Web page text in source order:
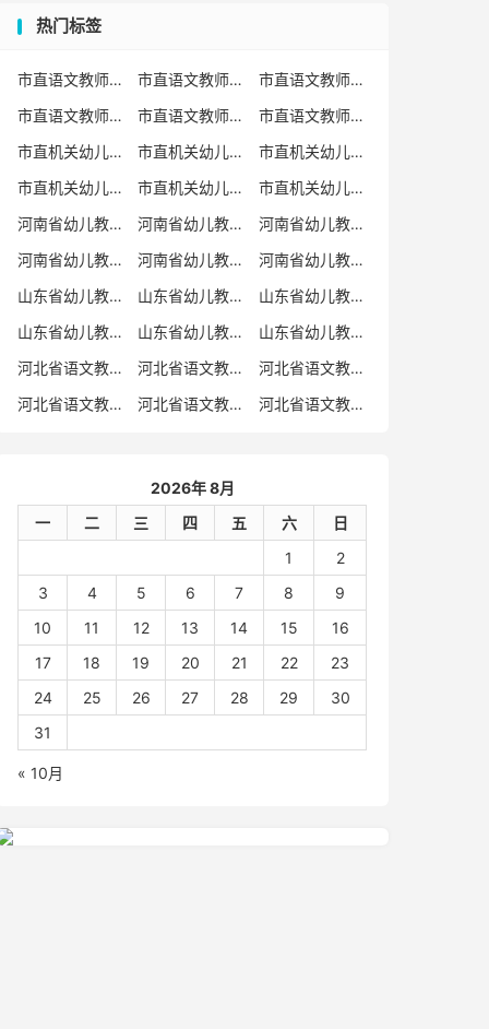
热门标签
市直语文教师招聘 市直语文教师招聘考试真题
市直语文教师招聘考试真题卷
市直语文教师编制考试真题
市直语文教师编制考试真题卷
市直语文教师考试
市直机关幼儿教师招聘
市直机关幼儿教师考试
市直机关幼儿教师招聘考试真题
市直机关幼儿教师招聘考试真题卷
市直机关幼儿教师编制考试真题卷
市直机关幼儿教师编制考试真题
河南省幼儿教师招聘
河南省幼儿教师考试
河南省幼儿教师招聘考试真题
河南省幼儿教师招聘考试真题卷
河南省幼儿教师编制考试真题
河南省幼儿教师编制考试真题卷
山东省幼儿教师招聘
山东省幼儿教师考试
山东省幼儿教师招聘考试真题
山东省幼儿教师招聘考试真题卷
山东省幼儿教师编制考试真题
山东省幼儿教师编制考试真题卷
河北省语文教师招聘
河北省语文教师招聘考试真题
河北省语文教师招聘考试真题卷
河北省语文教师编制考试真题
河北省语文教师编制考试真题卷 河北省语文教师考试
2026年 8月
一
二 三 四 五 六
日
1
2
3
4 5 6 7 8
9
10
11 12 13 14 15
16
17
18 19 20 21 22
23
24
25 26 27 28 29
30
31
« 10月